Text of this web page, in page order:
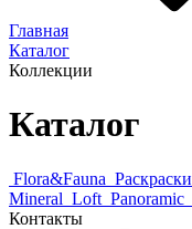
Главная
Каталог
Коллекции
Каталог
Flora&Fauna Раскраски
Mineral Loft Panoramic
Контакты